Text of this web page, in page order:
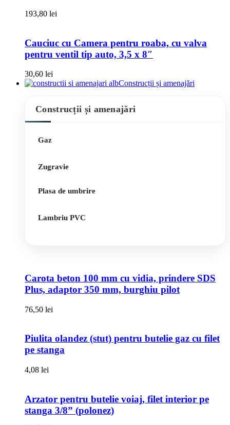
193,80 lei
Cauciuc cu Camera pentru roaba, cu valva
pentru ventil tip auto, 3,5 x 8″
30,60 lei
Construcții și amenajări
Construcții și amenajări
Gaz
Zugravie
Plasa de umbrire
Lambriu PVC
Carota beton 100 mm cu vidia, prindere SDS
Plus, adaptor 350 mm, burghiu pilot
76,50 lei
Piulita olandez (stut) pentru butelie gaz cu filet
pe stanga
4,08 lei
Arzator pentru butelie voiaj, filet interior pe
stanga 3/8” (polonez)